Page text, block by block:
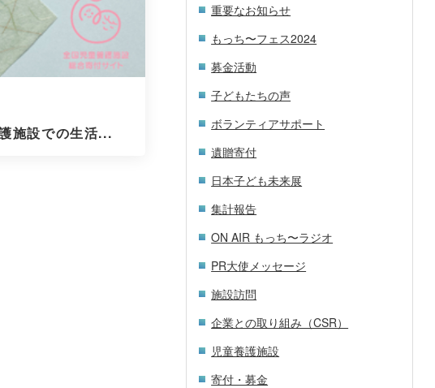
施設での生活...
重要なお知らせ
もっち〜フェス2024
募金活動
子どもたちの声
ボランティアサポート
遺贈寄付
日本子ども未来展
集計報告
ON AIR もっち〜ラジオ
PR大使メッセージ
施設訪問
企業との取り組み（CSR）
児童養護施設
寄付・募金